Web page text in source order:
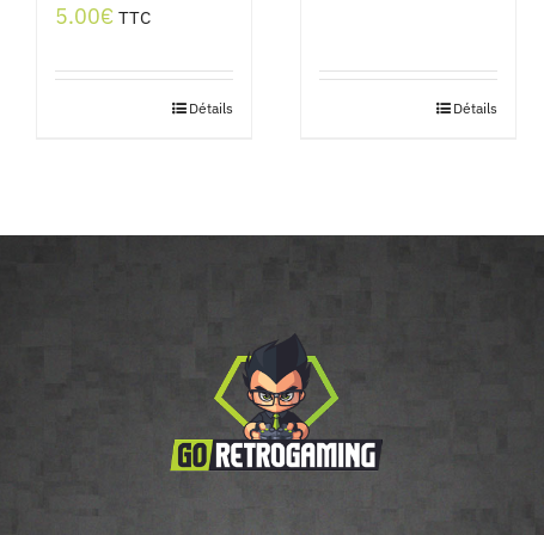
5.00€ TTC
Détails Détails